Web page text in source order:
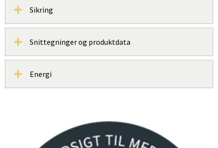
Sikring
Snittegninger og produktdata
Energi